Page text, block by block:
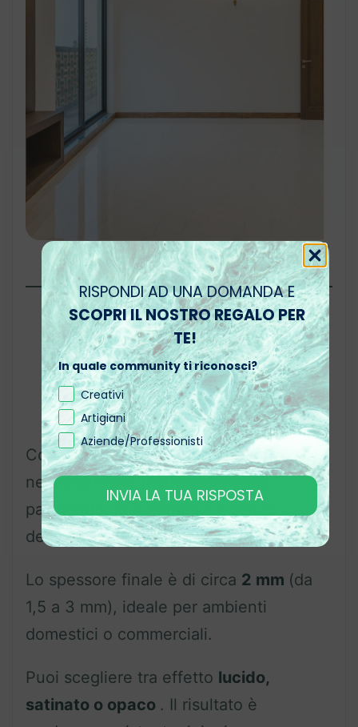
Realizza il tuo pavimento in 1
giorno con il Kit completo
ResinPro
Con ilKit ResinProhai tutto il
necessario per trasformare il tuo
pavimento, in autonomia e senza
demolizioni:
Lo spessore finale è di circa 2 mm (da
1,5 a 3 mm), ideale per ambienti
domestici o commerciali.
Puoi scegliere tra effetto lucido,
satinato o opaco . Il risultato è
RISPONDI AD UNA DOMANDA E
SCOPRI IL NOSTRO REGALO PER
TE!
In quale community ti riconosci?
Creativi
Artigiani
Aziende/Professionisti
INVIA LA TUA RISPOSTA